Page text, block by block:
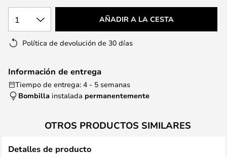
1 AÑADIR A LA CESTA
Política de devolución de 30 días
Información de entrega
Tiempo de entrega: 4 - 5 semanas
Bombilla instalada permanentemente
OTROS PRODUCTOS SIMILARES
Detalles de producto